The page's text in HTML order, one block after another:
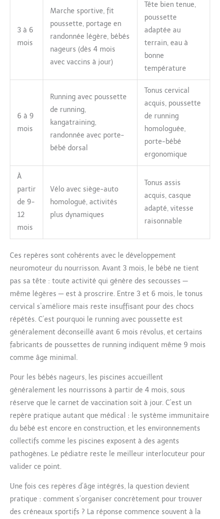
3 à 6
mois
Marche sportive, fit
poussette, portage en
randonnée légère, bébés
nageurs (dès 4 mois
avec vaccins à jour)
Tête bien tenue,
poussette
adaptée au
terrain, eau à
bonne
température
6 à 9
mois
Running avec poussette
de running,
kangatraining,
randonnée avec porte-
bébé dorsal
Tonus cervical
acquis, poussette
de running
homologuée,
porte-bébé
ergonomique
À
partir
de 9-
12
mois
Vélo avec siège-auto
homologué, activités
plus dynamiques
Tonus assis
acquis, casque
adapté, vitesse
raisonnable
Ces repères sont cohérents avec le développement
neuromoteur du nourrisson. Avant 3 mois, le bébé ne tient
pas sa tête : toute activité qui génère des secousses —
même légères — est à proscrire. Entre 3 et 6 mois, le tonus
cervical s’améliore mais reste insuffisant pour des chocs
répétés. C’est pourquoi le running avec poussette est
généralement déconseillé avant 6 mois révolus, et certains
fabricants de poussettes de running indiquent même 9 mois
comme âge minimal.
Pour les bébés nageurs, les piscines accueillent
généralement les nourrissons à partir de 4 mois, sous
réserve que le carnet de vaccination soit à jour. C’est un
repère pratique autant que médical : le système immunitaire
du bébé est encore en construction, et les environnements
collectifs comme les piscines exposent à des agents
pathogènes. Le pédiatre reste le meilleur interlocuteur pour
valider ce point.
Une fois ces repères d’âge intégrés, la question devient
pratique : comment s’organiser concrètement pour trouver
des créneaux sportifs ? La réponse commence souvent à la